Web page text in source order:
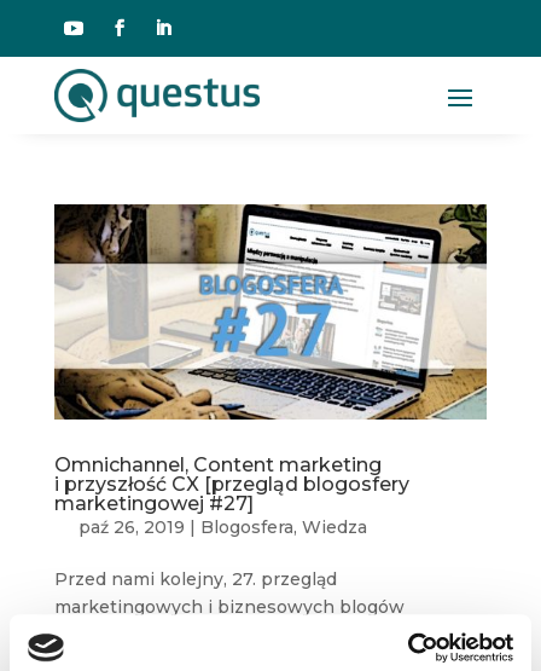
Omnichannel, Content marketing
i przyszłość CX [przegląd blogosfery
marketingowej #27]
paź 26, 2019 Blogosfera, Wiedza
Przed nami kolejny, 27. przegląd
marketingowych i biznesowych blogów
oraz serwisów. W tym tygodniu przygotowaliśmy
dla Was treści m.in. z Customer Think,